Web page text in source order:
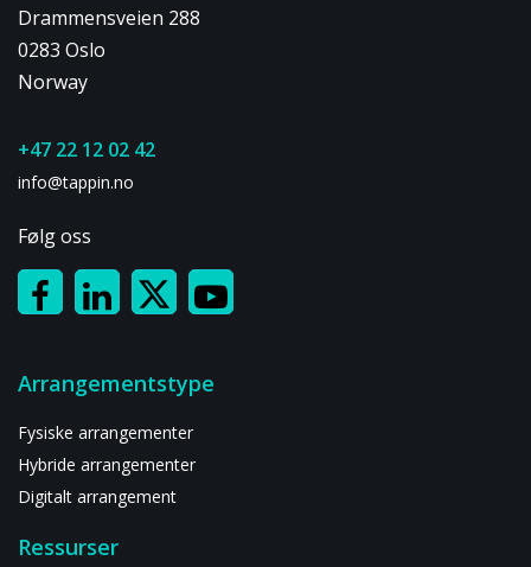
Drammensveien 288
0283 Oslo
Norway
+47 22 12 02 42
info@tappin.no
Følg oss
Arrangementstype
Fysiske arrangementer
Hybride arrangementer
Digitalt arrangement
Ressurser